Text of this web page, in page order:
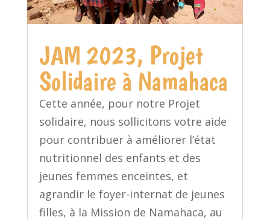
JAM 2023, Projet
Solidaire à Namahaca
Cette année, pour notre Projet
solidaire, nous sollicitons votre aide
pour contribuer à améliorer l’état
nutritionnel des enfants et des
jeunes femmes enceintes, et
agrandir le foyer-internat de jeunes
filles, à la Mission de Namahaca, au